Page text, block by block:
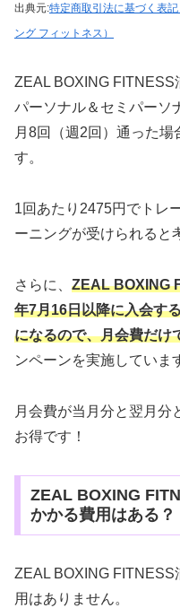
出典元:特定商取引法に基づく表
ング フィットネス）
ZEAL BOXING FITNESS
パーソナル＆セミパーソ
月8回（週2回）通った
す。
1回あたり2475円でトレ
ーニングが受けられると
さらに、 ZEAL BOXING
年7月16日以降に入会す
になるので、月会費だけ
ンペーンを実施していま
月会費が当月分と翌月分
お得です！
ZEAL BOXING
かかる費用はある？
ZEAL BOXING
用はありません。